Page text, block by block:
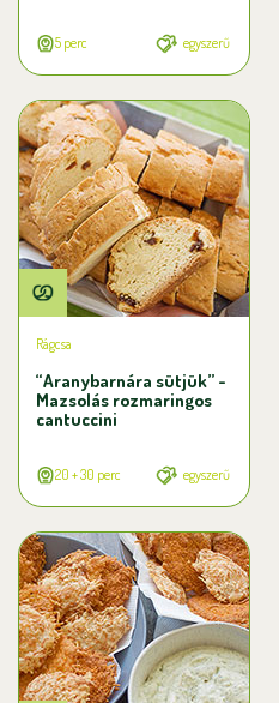
5 perc egyszerű
Rágcsa
“Aranybarnára sütjük” -
Mazsolás rozmaringos
cantuccini
20 + 30 perc egyszerű